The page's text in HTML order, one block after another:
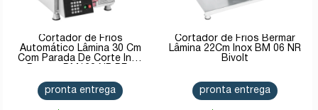
Cortador de Frios
Automático Lâmina 30 Cm
Com Parada De Corte Inox
pronta entrega
Cortador de Frios Bermar
Lâmina 22Cm Inox BM 06 NR
Bivolt
pronta entrega